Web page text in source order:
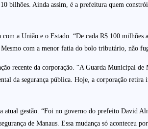
bilhões. Ainda assim, é a prefeitura quem
a União e o Estado. “De cada R$ 100 milhões
com a menor fatia do bolo tributário, não
recente da corporação. “A Guarda Municipal de
da segurança pública. Hoje, a corporação retira
gestão. “Foi no governo do prefeito David
de Manaus. Essa mudança só aconteceu